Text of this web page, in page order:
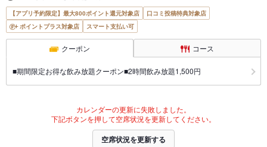
【アプリ予約限定】最大800ポイント還元対象店
口コミ投稿特典対象店
ポイントプラス対象店
スマート支払い可
クーポン コース
■期間限定お得な飲み放題クーポン■2時間飲み放題1,500円
カレンダーの更新に失敗しました。
下記ボタンを押して空席状況を更新してください。
空席状況を更新する